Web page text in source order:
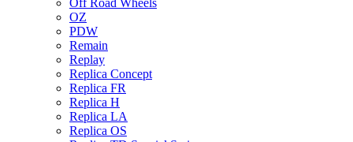
Off Road Wheels
OZ
PDW
Remain
Replay
Replica Concept
Replica FR
Replica H
Replica LA
Replica OS